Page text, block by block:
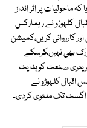
ماحولیات پر اثر انداز
کلہوڑو نے ریمارکس
کارروائی کریں،کمیشن
دیے کہ 4 ماہ میں ہوم ورک بھی نہیںکرسکے
صنعت کو ہدایت
اقبال کلہوڑو نے